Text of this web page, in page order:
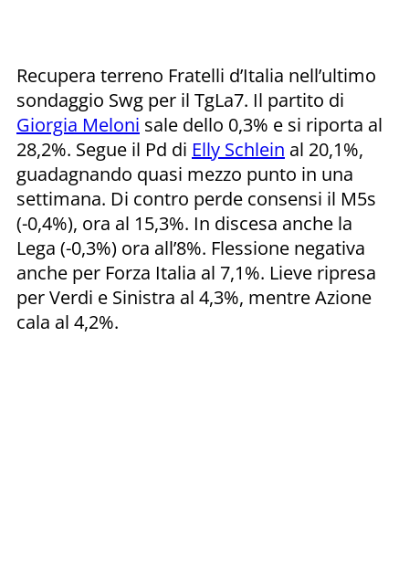
Recupera terreno Fratelli d’Italia nell’ultimo
sondaggio Swg per il TgLa7. Il partito di
Giorgia Meloni sale dello 0,3% e si riporta al
28,2%. Segue il Pd di Elly Schlein al 20,1%,
guadagnando quasi mezzo punto in una
settimana. Di contro perde consensi il M5s
(-0,4%), ora al 15,3%. In discesa anche la
Lega (-0,3%) ora all’8%. Flessione negativa
anche per Forza Italia al 7,1%. Lieve ripresa
per Verdi e Sinistra al 4,3%, mentre Azione
cala al 4,2%.